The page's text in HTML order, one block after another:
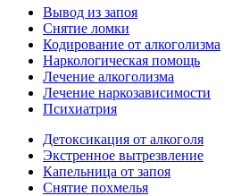
Вывод из запоя
Снятие ломки
Кодирование от алкоголизма
Наркологическая помощь
Лечение алкоголизма
Лечение наркозависимости
Психиатрия
Детоксикация от алкоголя
Экстренное вытрезвление
Капельница от запоя
Снятие похмелья